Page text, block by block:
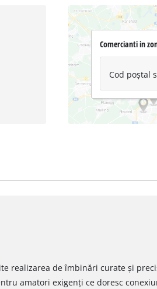
Comercianti in
Cod poștal
realizarea de îmbinări curate și
amatori exigenți ce doresc